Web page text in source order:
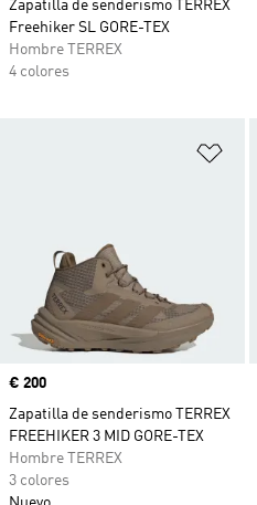
Zapatilla de senderismo TERREX
Freehiker SL GORE-TEX
Hombre TERREX
4 colores
Precio
€ 200
Zapatilla de senderismo TERREX
FREEHIKER 3 MID GORE-TEX
Hombre TERREX
3 colores